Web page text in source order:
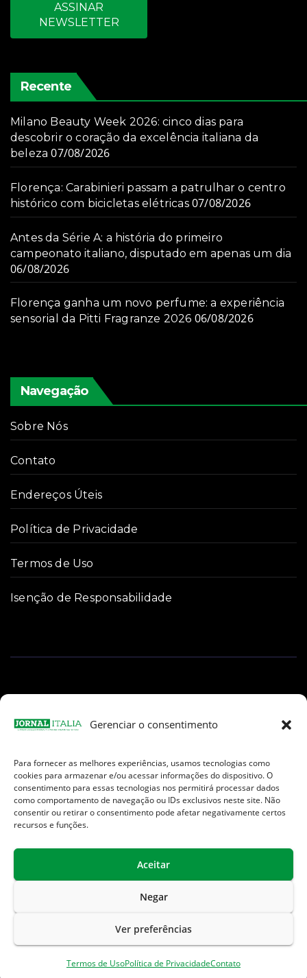
Gerenciar o consentimento
Para fornecer as melhores experiências, usamos tecnologias como
cookies para armazenar e/ou acessar informações do dispositivo. O
consentimento para essas tecnologias nos permitirá processar dados
como comportamento de navegação ou IDs exclusivos neste site. Não
consentir ou retirar o consentimento pode afetar negativamente certos
recursos e funções.
Aceitar
Negar
Ver preferências
Termos de UsoPolítica de PrivacidadeContato
ASSINAR
NEWSLETTER
Recente
Milano Beauty Week 2026: cinco dias para
descobrir o coração da excelência italiana da
beleza 07/08/2026
Florença: Carabinieri passam a patrulhar o centro
histórico com bicicletas elétricas 07/08/2026
Antes da Série A: a história do primeiro
campeonato italiano, disputado em apenas um dia
06/08/2026
Florença ganha um novo perfume: a experiência
sensorial da Pitti Fragranze 2026 06/08/2026
Navegação
Sobre Nós
Contato
Endereços Úteis
Política de Privacidade
Termos de Uso
Isenção de Responsabilidade
Facebook
Instagram
TikTokYoutube
E-
mail
Jornal Italia é uma Marca registrada internacionalmente da We
Communication.
Isenção de Responsabilidade